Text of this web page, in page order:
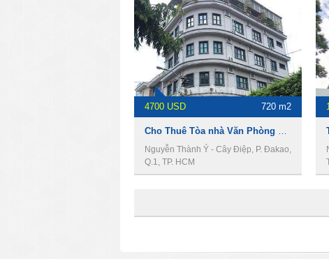
4700 USD 720 m2
Nguyễn Thành Ý - Cây Điệp, P. Đakao,
Q.1, TP. HCM